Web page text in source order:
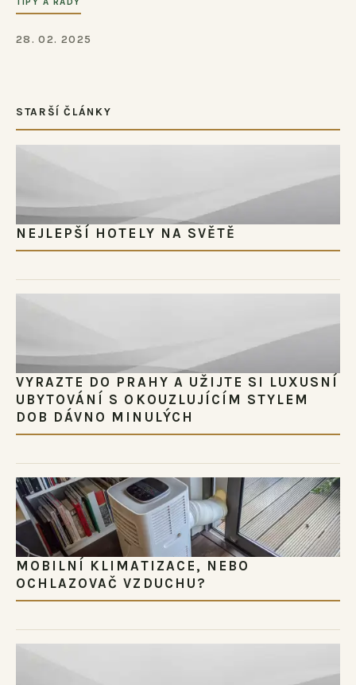
28. 02. 2025
STARŠÍ ČLÁNKY
NEJLEPŠÍ HOTELY NA SVĚTĚ
VYRAZTE DO PRAHY A UŽIJTE SI LUXUSNÍ
UBYTOVÁNÍ S OKOUZLUJÍCÍM STYLEM
DOB DÁVNO MINULÝCH
MOBILNÍ KLIMATIZACE, NEBO
OCHLAZOVAČ VZDUCHU?